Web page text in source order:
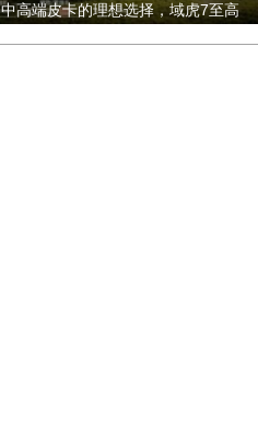
中高端皮卡的理想选择，域虎7至高